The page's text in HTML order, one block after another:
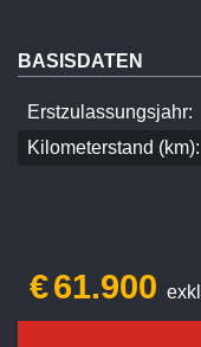
€61.900
BASISDATEN
Erstzulassungsjahr:
Kilometerstand (km):